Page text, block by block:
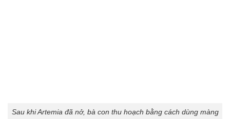
Sau khi Artemia đã nở, bà con thu hoạch bằng cách dùng màng